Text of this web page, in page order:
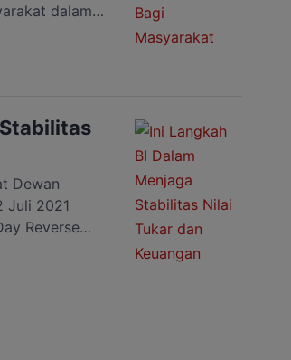
dalam
dikenal
kita
Dewan
Juli 2021
Reverse
Facility
perlunya